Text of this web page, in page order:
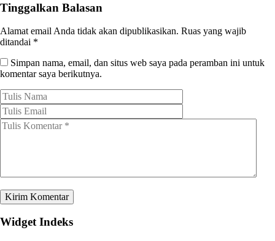
Tinggalkan Balasan
Alamat email Anda tidak akan dipublikasikan. Ruas yang wajib
ditandai *
Simpan nama, email, dan situs web saya pada peramban ini untuk
komentar saya berikutnya.
Widget Indeks